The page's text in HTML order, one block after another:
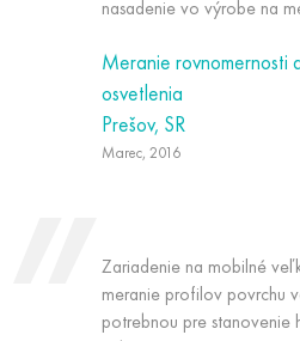
nasadenie vo výrobe na
Meranie rovnomernosti
osvetlenia
Prešov, SR
Marec, 2016
Zariadenie na mobilné
meranie profilov povrchu
potrebnou pre stanovenie